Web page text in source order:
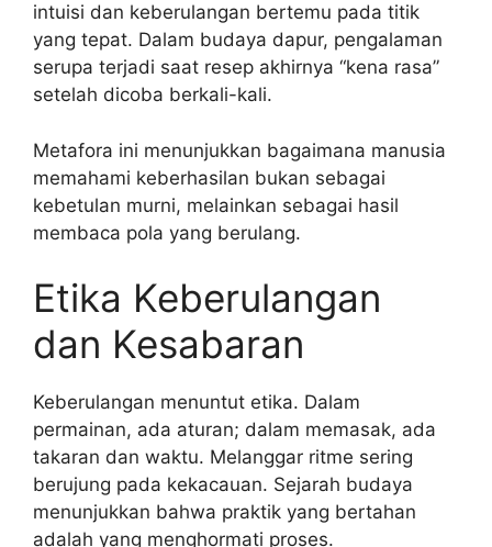
intuisi dan keberulangan bertemu pada titik
yang tepat. Dalam budaya dapur, pengalaman
serupa terjadi saat resep akhirnya “kena rasa”
setelah dicoba berkali-kali.
Metafora ini menunjukkan bagaimana manusia
memahami keberhasilan bukan sebagai
kebetulan murni, melainkan sebagai hasil
membaca pola yang berulang.
Etika Keberulangan
dan Kesabaran
Keberulangan menuntut etika. Dalam
permainan, ada aturan; dalam memasak, ada
takaran dan waktu. Melanggar ritme sering
berujung pada kekacauan. Sejarah budaya
menunjukkan bahwa praktik yang bertahan
adalah yang menghormati proses.